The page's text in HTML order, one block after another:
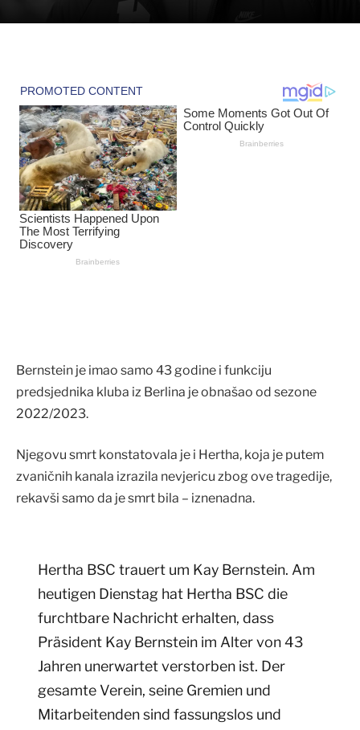
Bernstein je imao samo 43 godine i funkciju
predsjednika kluba iz Berlina je obnašao od sezone
2022/2023.
Njegovu smrt konstatovala je i Hertha, koja je putem
zvaničnih kanala izrazila nevjericu zbog ove tragedije,
rekavši samo da je smrt bila – iznenadna.
Hertha BSC trauert um Kay Bernstein. Am
heutigen Dienstag hat Hertha BSC die
furchtbare Nachricht erhalten, dass
Präsident Kay Bernstein im Alter von 43
Jahren unerwartet verstorben ist. Der
gesamte Verein, seine Gremien und
Mitarbeitenden sind fassungslos und